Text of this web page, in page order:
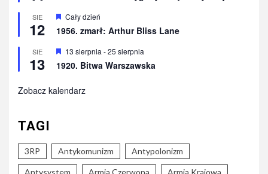
SIE
12
Wyróżnione
Cały dzień
1956. zmarł: Arthur Bliss Lane
SIE
13
Wyróżnione
13 sierpnia -25 sierpnia
1920. Bitwa Warszawska
Zobacz kalendarz
TAGI
3RP Antykomunizm Antypolonizm
Antysystem Armia Czerwona Armia Krajowa